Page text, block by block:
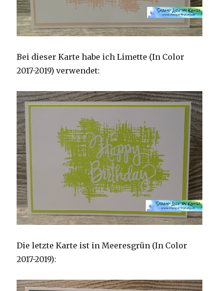
Bei dieser Karte habe ich Limette (In Color
2017-2019) verwendet:
Die letzte Karte ist in Meeresgrün (In Color
2017-2019):